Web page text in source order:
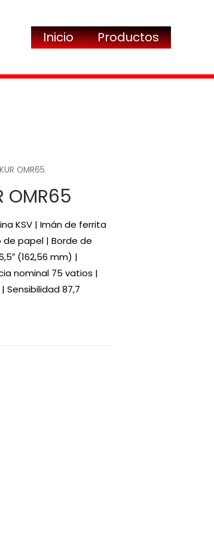
Inicio Productos
OMR65
OMR65
KSV | Imán de ferrita
papel | Borde de
(162,56 mm) |
nominal 75 vatios |
Sensibilidad 87,7